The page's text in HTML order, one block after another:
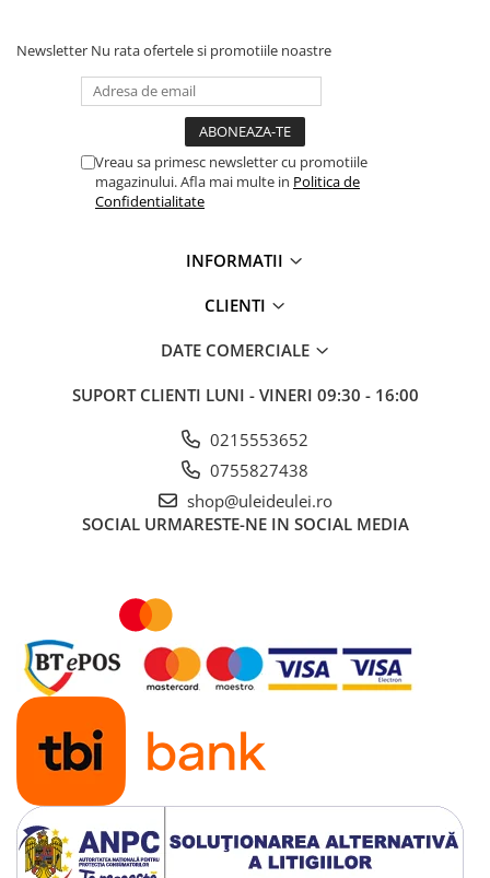
Newsletter Nu rata ofertele si promotiile noastre
Vreau sa primesc newsletter cu promotiile
magazinului. Afla mai multe in Politica de
Confidentialitate
INFORMATII
CLIENTI
DATE COMERCIALE
SUPORT CLIENTI LUNI - VINERI 09:30 - 16:00
0215553652
0755827438
shop@uleideulei.ro
SOCIAL URMARESTE-NE IN SOCIAL MEDIA